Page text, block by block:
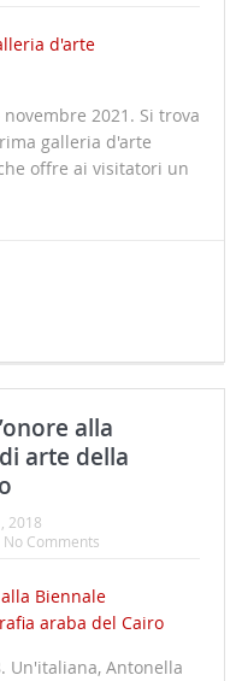
novembre 2021. Si trova
galleria d'arte
offre ai visitatori un
alla
arte della
2018
No Comments
Un'italiana, Antonella